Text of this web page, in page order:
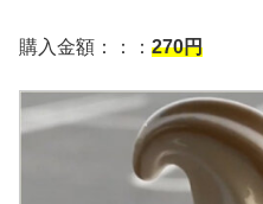
購入金額：：： 270円